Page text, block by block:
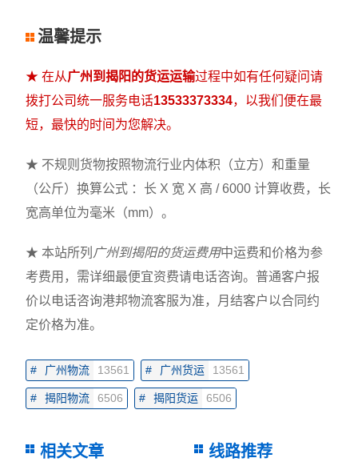
温馨提示
★ 在从广州到揭阳的货运运输过程中如有任何疑问请
拨打公司统一服务电话13533373334，以我们便在最
短，最快的时间为您解决。
★ 不规则货物按照物流行业内体积（立方）和重量
（公斤）换算公式 ：长 X 宽 X 高 / 6000 计算收费，长
宽高单位为毫米（mm）。
★ 本站所列 广州到揭阳的货运费用中运费和价格为参
考费用，需详细最便宜资费请电话咨询。普通客户报
价以电话咨询港邦物流客服为准，月结客户以合同约
定价格为准。
# 广州物流 13561 # 广州货运 13561
# 揭阳物流 6506 # 揭阳货运 6506
相关文章 线路推荐